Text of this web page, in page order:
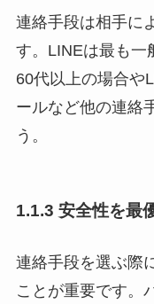
連絡手段は相手に
す。LINEは最も一
60代以上の場合や
ールなど他の連絡
う。
1.1.3 安全性を最
連絡手段を選ぶ際
ことが重要です。